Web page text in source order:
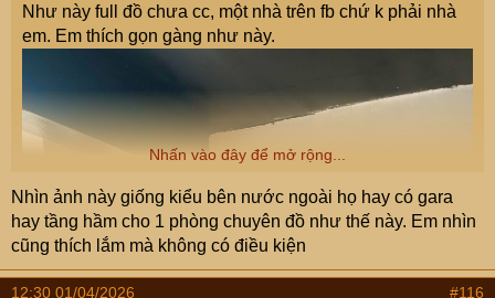
Như này full đồ chưa cc, một nhà trên fb chứ k phải nhà
em. Em thích gọn gàng như này.
Nhấn vào đây để mở rộng...
Nhìn ảnh này giống kiểu bên nước ngoài họ hay có gara
hay tầng hầm cho 1 phòng chuyên đồ như thế này. Em nhìn
cũng thích lắm mà không có điều kiện
12:30 01/04/2026 #116